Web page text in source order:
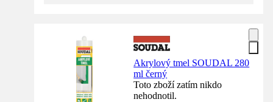
Akrylový tmel SOUDAL 280
ml černý
Toto zboží zatím nikdo
nehodnotil.